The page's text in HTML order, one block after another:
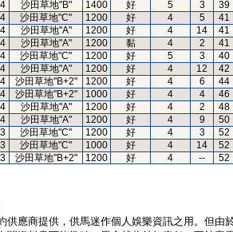
沙田草地"B" 1400 好 5 3
39
沙田草地"C" 1200 好 4 5
41
沙田草地"A" 1200 好 4 14
41
沙田草地"A" 1200 黏 4 2
41
沙田草地"C" 1200 好 5 3
40
沙田草地"A" 1200 好 4 12
42
沙田草地"B+2" 1200 好 4 6
44
沙田草地"B+2" 1000 好 4 4
46
沙田草地"A" 1200 好 4 2
48
沙田草地"A" 1200 好 4 9
50
沙田草地"C" 1200 好 4 3
52
沙田草地"C" 1000 好 4 14
52
沙田草地"B+2" 1200 好 4 -- 52
供應商提供，供馬迷作個人娛樂資訊之用。但